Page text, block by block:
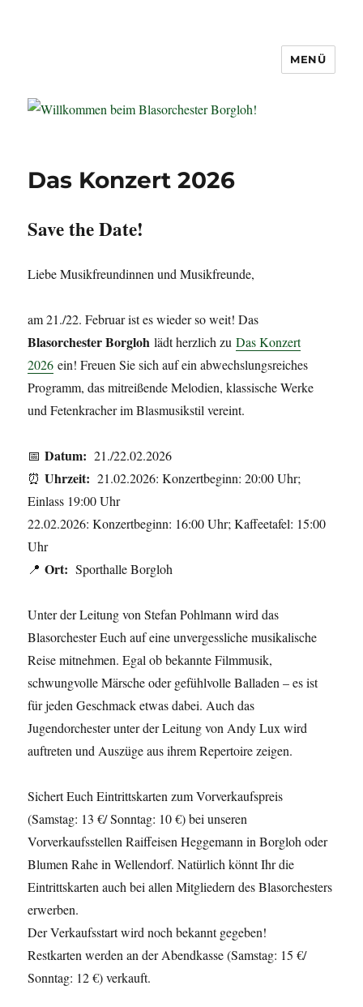
Willkommen beim Blasorchester
Borgloh!
MENÜ
Das Konzert 2026
Save the Date!
Liebe Musikfreundinnen und Musikfreunde,
am 21./22. Februar ist es wieder so weit! Das
Blasorchester Borgloh lädt herzlich zuDas Konzert
2026 ein! Freuen Sie sich auf ein abwechslungsreiches
Programm, das mitreißende Melodien, klassische Werke
und Fetenkracher im Blasmusikstil vereint.
📅Datum: 21./22.02.2026
⏰Uhrzeit: 21.02.2026: Konzertbeginn: 20:00 Uhr;
Einlass 19:00 Uhr
22.02.2026: Konzertbeginn: 16:00 Uhr; Kaffeetafel: 15:00
Uhr
📍Ort: Sporthalle Borgloh
Unter der Leitung von Stefan Pohlmann wird das
Blasorchester Euch auf eine unvergessliche musikalische
Reise mitnehmen. Egal ob bekannte Filmmusik,
schwungvolle Märsche oder gefühlvolle Balladen – es ist
für jeden Geschmack etwas dabei. Auch das
Jugendorchester unter der Leitung von Andy Lux wird
auftreten und Auszüge aus ihrem Repertoire zeigen.
Sichert Euch Eintrittskarten zum Vorverkaufspreis
(Samstag: 13 €/ Sonntag: 10 €) bei unseren
Vorverkaufsstellen Raiffeisen Heggemann in Borgloh oder
Blumen Rahe in Wellendorf. Natürlich könnt Ihr die
Eintrittskarten auch bei allen Mitgliedern des Blasorchesters
erwerben.
Der Verkaufsstart wird noch bekannt gegeben!
Restkarten werden an der Abendkasse (Samstag: 15 €/
Sonntag: 12 €) verkauft.